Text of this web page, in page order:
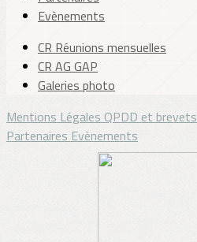
Evènements
CR Réunions mensuelles
CR AG GAP
Galeries photo
Mentions Légales QPDD et brevets
Partenaires Evènements